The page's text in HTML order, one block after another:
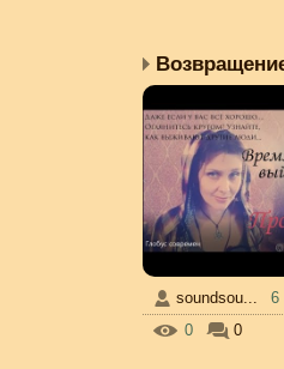
soundsou...
6
0
0